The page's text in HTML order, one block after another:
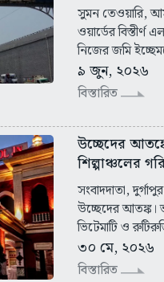
সুমন তেওয়ারি,
ওয়ার্ডের বিস্তীর্ণ
নিজের জমি
৯ জুন, ২০২৬
বিস্তারিত
উচ্ছেদের
শিল্পাঞ্চলের
সংবাদদাতা,
উচ্ছেদের আতঙ্ক।
ভিটেমাটি ও
৩০ মে, ২০২৬
বিস্তারিত